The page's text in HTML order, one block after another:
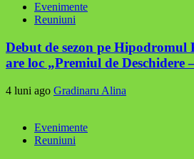
Evenimente
Reuniuni
Debut de sezon pe Hipodromul
are loc „Premiul de Deschidere
4 luni ago Gradinaru Alina
Evenimente
Reuniuni